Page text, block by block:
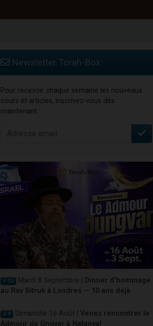
Newsletter Torah-Box
Pour recevoir chaque semaine les nouveaux
cours et articles, inscrivez-vous dès
maintenant :
J-32 Mardi 8 Septembre |
Dinner d'hommage
au Rav Sitruk à Londres — 10 ans déjà
J-9 Dimanche 16 Août | Venez rencontrer le
Admour de Ungvar à Natanya!